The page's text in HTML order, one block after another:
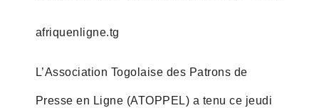
afriquenligne.tg
L’Association Togolaise des Patrons de
Presse en Ligne (ATOPPEL) a tenu ce jeudi